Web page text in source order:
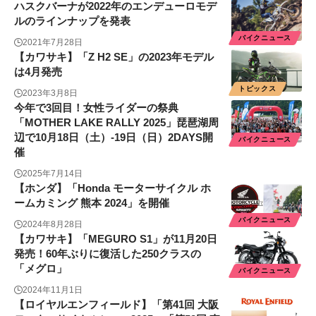
バイクニュース
ハスクバーナが2022年のエンデューロモデ
ルのラインナップを発表
2021年7月28日
トピックス
【カワサキ】「Z H2 SE」の2023年モデル
は4月発売
2023年3月8日
バイクニュース
今年で3回目！女性ライダーの祭典
「MOTHER LAKE RALLY 2025」琵琶湖周
辺で10月18日（土）-19日（日）2DAYS開
催
2025年7月14日
バイクニュース
【ホンダ】「Honda モーターサイクル ホ
ームカミング 熊本 2024」を開催
2024年8月28日
バイクニュース
【カワサキ】「MEGURO S1」が11月20日
発売！60年ぶりに復活した250クラスの
「メグロ」
2024年11月1日
【ロイヤルエンフィールド】「第41回 大阪